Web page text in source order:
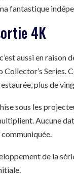
fantastique
4K
aussi en
Series.
plus de
sous les
Aucune
de la